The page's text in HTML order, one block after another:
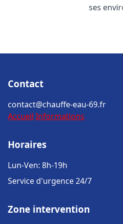
ses
Contact
contact@chauffe-eau-69.fr
Accueil Informations
Horaires
Lun-Ven: 8h-19h
Service d'urgence 24/7
Zone intervention